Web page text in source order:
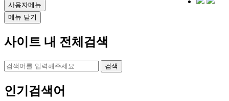
사용자메뉴
메뉴 닫기
사이트 내 전체검색
검색
인기검색어